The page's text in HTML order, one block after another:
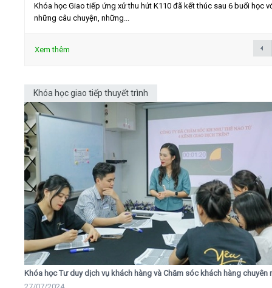
Khóa học Giao tiếp ứng xử thu hút K110 đã kết thúc sau 6 buổi học
những câu chuyện, những...
Xem thêm
Khóa học giao tiếp thuyết trình
Khóa học Tư duy dịch vụ khách hàng và Chăm sóc khách hàng chuyên